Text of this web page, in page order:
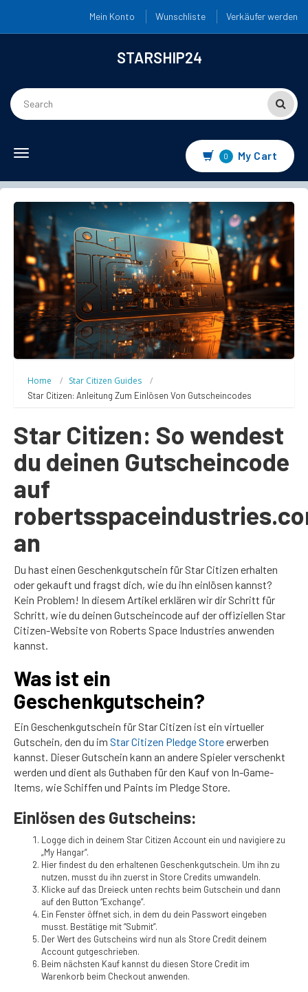
Mein Konto Wunschliste Verkäufer werden
STARSHIP24
Toggle
0 My Cart
Home Star Citizen Guides
Star Citizen: Anleitung Zum Einlösen Von Gutscheincodes
Star Citizen: So wendest
du deinen Gutscheincode
auf
an
Du hast einen Geschenkgutschein für Star Citizen erhalten
oder gekauft und fragst dich, wie du ihn einlösen kannst?
Kein Problem! In diesem Artikel erklären wir dir Schritt für
Schritt, wie du deinen Gutscheincode auf der offiziellen Star
Citizen-Website von Roberts Space Industries anwenden
kannst.
Was ist ein
Geschenkgutschein?
Ein Geschenkgutschein für Star Citizen ist ein virtueller
Gutschein, den du im Star Citizen Pledge Storeerwerben
kannst. Dieser Gutschein kann an andere Spieler verschenkt
werden und dient als Guthaben für den Kauf von In-Game-
Items, wie Schiffen und Paints im Pledge Store.
Einlösen des Gutscheins:
Logge dich in deinem Star Citizen Account ein und navigiere zu
„My Hangar“.
Hier findest du den erhaltenen Geschenkgutschein. Um ihn zu
nutzen, musst du ihn zuerst in Store Credits umwandeln.
Klicke auf das Dreieck unten rechts beim Gutschein und dann
auf den Button “Exchange”.
Ein Fenster öffnet sich, in dem du dein Passwort eingeben
musst. Bestätige mit “Submit”.
Der Wert des Gutscheins wird nun als Store Credit deinem
Account gutgeschrieben.
Beim nächsten Kauf kannst du diesen Store Credit im
Warenkorb beim Checkout anwenden.